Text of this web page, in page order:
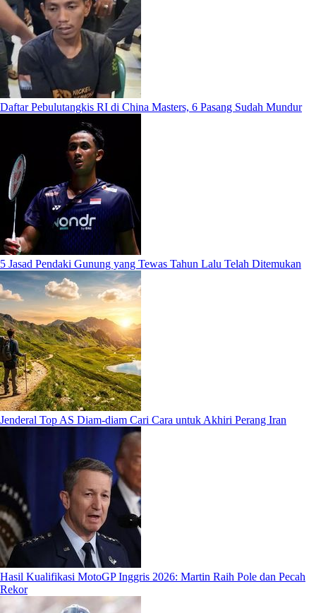
Daftar Pebulutangkis RI di China Masters, 6 Pasang Sudah Mundur
5 Jasad Pendaki Gunung yang Tewas Tahun Lalu Telah Ditemukan
Jenderal Top AS Diam-diam Cari Cara untuk Akhiri Perang Iran
Hasil Kualifikasi MotoGP Inggris 2026: Martin Raih Pole dan Pecah
Rekor